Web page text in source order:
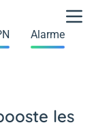
Alarme
les